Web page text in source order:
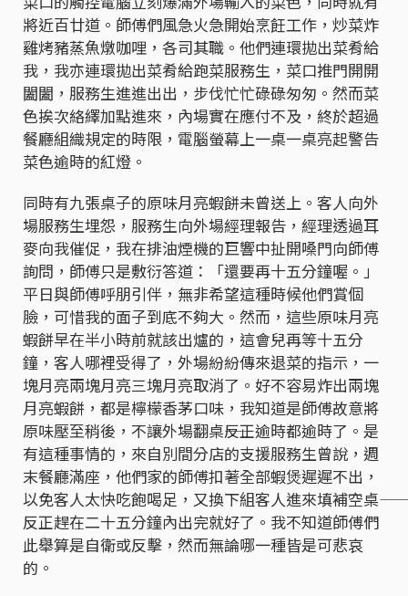
將近百廿道。師傅們風急火急開始烹飪工作，炒菜炸
雞烤豬蒸魚燉咖哩，各司其職。他們連環拋出菜肴給
我，我亦連環拋出菜肴給跑菜服務生，菜口推門開開
闔闔，服務生進進出出，步伐忙忙碌碌匆匆。然而菜
色挨次絡繹加點進來，內場實在應付不及，終於超過
餐廳組織規定的時限，電腦螢幕上一桌一桌亮起警告
菜色逾時的紅燈。
同時有九張桌子的原味月亮蝦餅未曾送上。客人向外
場服務生埋怨，服務生向外場經理報告，經理透過耳
麥向我催促，我在排油煙機的巨響中扯開嗓門向師傅
詢問，師傅只是敷衍答道：「還要再十五分鐘喔。」
平日與師傅呼朋引伴，無非希望這種時候他們賞個
臉，可惜我的面子到底不夠大。然而，這些原味月亮
蝦餅早在半小時前就該出爐的，這會兒再等十五分
鐘，客人哪裡受得了，外場紛紛傳來退菜的指示，一
塊月亮兩塊月亮三塊月亮取消了。好不容易炸出兩塊
月亮蝦餅，都是檸檬香茅口味，我知道是師傅故意將
原味壓至稍後，不讓外場翻桌――反正逾時都逾時了。是
有這種事情的，來自別間分店的支援服務生曾說，週
末餐廳滿座，他們家的師傅扣著全部蝦煲遲遲不出，
以免客人太快吃飽喝足，又換下組客人進來填補空桌――
反正趕在二十五分鐘內出完就好了。我不知道師傅們
此舉算是自衛或反擊，然而無論哪一種皆是可悲哀
的。